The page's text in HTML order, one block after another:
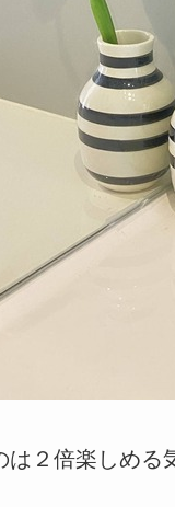
は２倍楽しめる